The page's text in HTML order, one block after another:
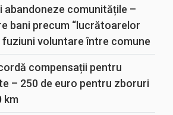
abandoneze comunitățile –
bani precum “lucrătoarelor
fuziuni voluntare între comune
compensații pentru
– 250 de euro pentru zboruri
km